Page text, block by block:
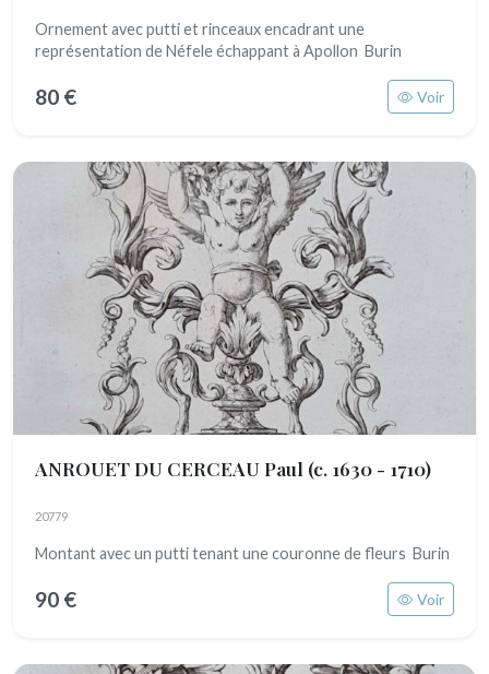
Ornement avec putti et rinceaux encadrant une
représentation de Néfele échappant à Apollon Burin
80 € Voir
ANROUET DU CERCEAU Paul (c. 1630 - 1710)
20779
Montant avec un putti tenant une couronne de fleurs Burin
90 € Voir